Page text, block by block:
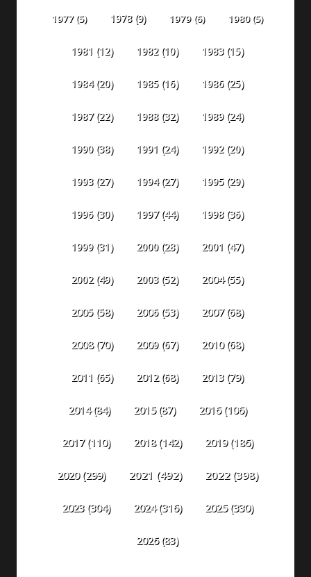
1977(5) 1978(9) 1979(6) 1980(5)
1981 (12) 1982(10) 1983(15)
1984(20) 1985(16) 1986(25)
1987(22) 1988(32) 1989(24)
1990(38) 1991 (24) 1992(20)
1993(27) 1994(27) 1995(29)
1996(30) 1997(44) 1998(36)
1999(31) 2000(28) 2001 (47)
2002(49) 2003(52) 2004(55)
2005(58) 2006(53) 2007(68)
2008(70) 2009(67) 2010(68)
2011 (65) 2012(68) 2013(79)
2014(84) 2015(87) 2016(106)
2017(110) 2018(142) 2019(186)
2020(299) 2021 (492) 2022(398)
2023(304) 2024(316) 2025(330)
2026(83)